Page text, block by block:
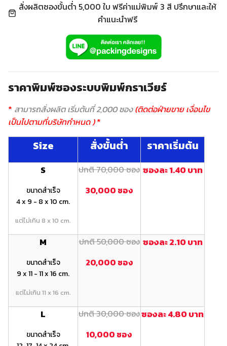
สั่งผลิตซองขั้นต่ำ 5,000 ใบ ฟรีค่าแม่พิมพ์ 3 สี ปรึกษาและให้
คำแนะนำฟรี
ราคาพิมพ์ซองระบบพิมพ์กราเวียร์
* สามารถสั่งผลิต เริ่มต้นที่ 2,000 ซอง(ติดต่อฝ่ายขาย เงื่อนไข
เป็นไปตามที่บริษัทกำหนด ) *
Size สั่งขั้นต่ำ ราคาเริ่มต้น
S
ขนาดสำเร็จ
4 x 9 - 8 x 10 cm.
แต่ไม่เกิน 8 x 10 cm.
ปกติ 70,000 ซอง
30,000 ซอง
ซองละ 1.40 บาท
M
ขนาดสำเร็จ
9 x 11 - 11 x 16 cm.
แต่ไม่เกิน 11 x 16 cm.
ปกติ 50,000 ซอง
20,000 ซอง
ซองละ 2.10 บาท
L
ขนาดสำเร็จ
ปกติ 30,000 ซอง
10,000 ซอง
ซองละ 4.80 บาท